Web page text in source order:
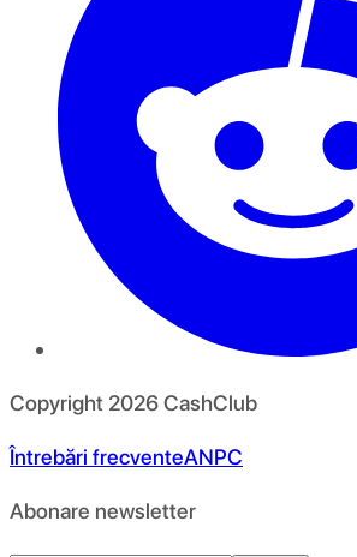
Copyright 2026CashClub
Întrebări frecventeANPC
Abonare newsletter